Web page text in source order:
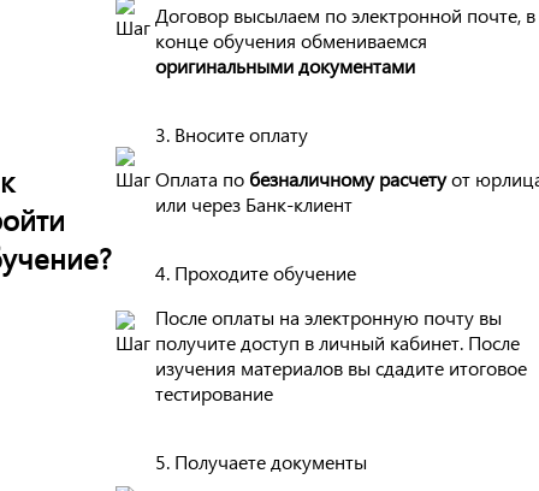
Договор высылаем по электронной почте, в
конце обучения обмениваемся
оригинальными документами
3. Вносите оплату
Оплата по безналичному расчетуот
или через Банк-клиент
4. Проходите обучение
После оплаты на электронную почту вы
получите доступ в личный кабинет. После
изучения материалов вы сдадите итоговое
тестирование
5. Получаете документы